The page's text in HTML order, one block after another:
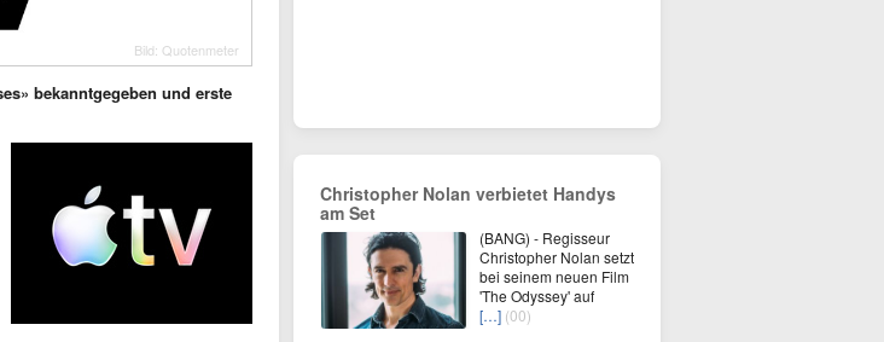
Bild: Quotenmeter
bekanntgegeben und erste
Christopher Nolan verbietet Handys
am Set
(BANG) - Regisseur
Christopher Nolan setzt
bei seinem neuen Film
'The Odyssey' auf
[…] (00)